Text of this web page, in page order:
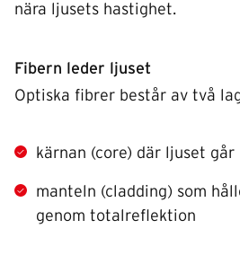
nära ljusets hastighet.
Fibern leder ljuset
Optiska fibrer består av två
kärnan (core) där ljuset går
manteln (cladding) som
genom totalreflektion